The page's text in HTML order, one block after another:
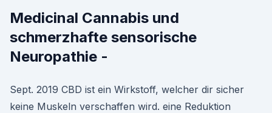
Medicinal Cannabis und
schmerzhafte sensorische
Neuropathie -
Sept. 2019 CBD ist ein Wirkstoff, welcher dir sicher
keine Muskeln verschaffen wird. eine Reduktion